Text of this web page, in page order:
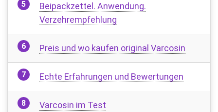
Beipackzettel. Anwendung.
Verzehrempfehlung
Preis und wo kaufen original Varcosin
Echte Erfahrungen und Bewertungen
Varcosin im Test